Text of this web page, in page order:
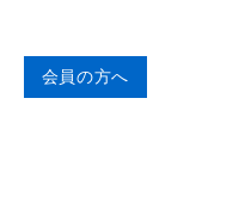
会員の方へ